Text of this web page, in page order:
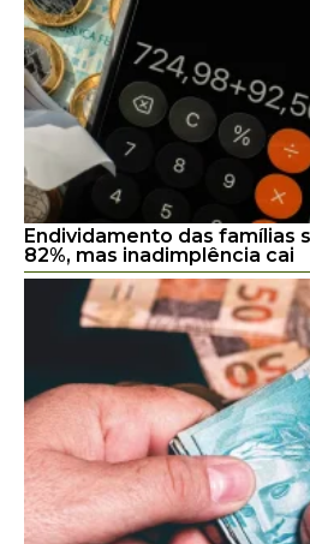
Endividamento das famílias
82%, mas inadimplência cai